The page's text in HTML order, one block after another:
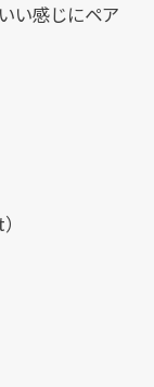
い感じにペア